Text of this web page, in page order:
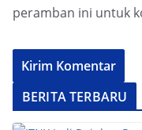
peramban ini untuk
BERITA TERBARU